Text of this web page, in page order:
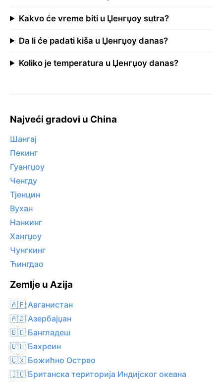
Kakvo će vreme biti u Џенгџоу sutra?
Da li će padati kiša u Џенгџоу danas?
Koliko je temperatura u Џенгџоу danas?
Najveći gradovi u China
Шангај
Пекинг
Гуангџоу
Ченгду
Тјенцин
Вухан
Нанкинг
Хангџоу
Чунгкинг
Ћингдао
Zemlje u Azija
🇦🇫 Авганистан
🇦🇿 Азербајџан
🇧🇩 Бангладеш
🇧🇭 Бахреин
🇨🇽 Божићно Острво
🇮🇴 Британска територија Индијског океана